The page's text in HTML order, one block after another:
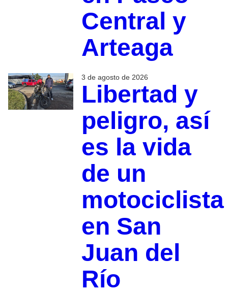
Central y
Arteaga
3 de agosto de 2026
Libertad y
peligro, así
es la vida
de un
motociclista
en San
Juan del
Río